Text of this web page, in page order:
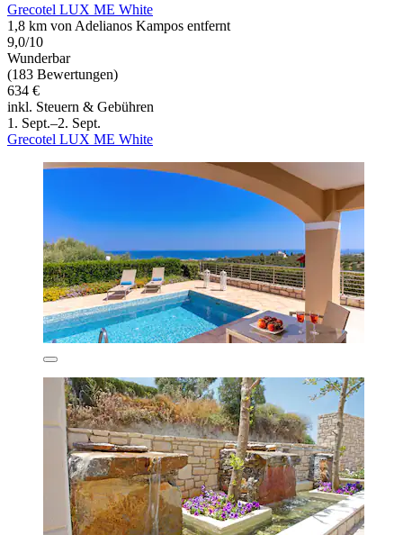
Grecotel LUX ME White
1,8 km von Adelianos Kampos entfernt
9,0/10
Wunderbar
(183 Bewertungen)
634 €
inkl. Steuern & Gebühren
1. Sept.–2. Sept.
Grecotel LUX ME White